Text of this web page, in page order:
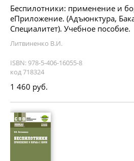
Беспилотники: применение и
еПриложение. (Адъюнктура,
Специалитет). Учебное пособие.
Литвиненко В.И.
ISBN: 978-5-406-16055-8
код 718324
1 460 руб.